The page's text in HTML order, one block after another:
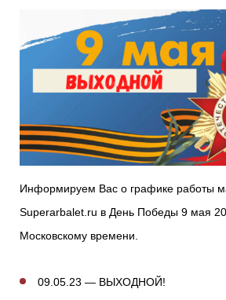
Информируем Вас о графике работы
Superarbalet.ru в День Победы 9 мая
Московскому времени.
09.05.23 — ВЫХОДНОЙ!
Тетивы и тросы для арбалетов
Натяжители для арбалетов
Подставки для лука
Ремни и петли
Рукоятки для лука
Плечи для лука
Инсерты для арбалетных стрел
Инсерты для лучных стрел
Стрелы для лука
Выниматели для стрел
Тычковые ножи
Непальские кукри
Ножи танто
Топоры
Механические точилки для ножей
Паста для полировки ножей